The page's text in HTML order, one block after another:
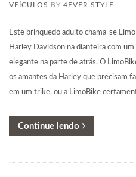
VEÍCULOS BY 4EVER STYLE
Este brinquedo adulto chama-se
Harley Davidson na dianteira com
elegante na parte de atrás. O
os amantes da Harley que precisam
em um trike, ou a LimoBike
Continue lendo